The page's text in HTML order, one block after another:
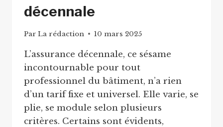
décennale
Par La rédaction 10 mars 2025
L’assurance décennale, ce sésame
incontournable pour tout
professionnel du bâtiment, n’a rien
d’un tarif fixe et universel. Elle varie, se
plie, se module selon plusieurs
critères. Certains sont évidents,